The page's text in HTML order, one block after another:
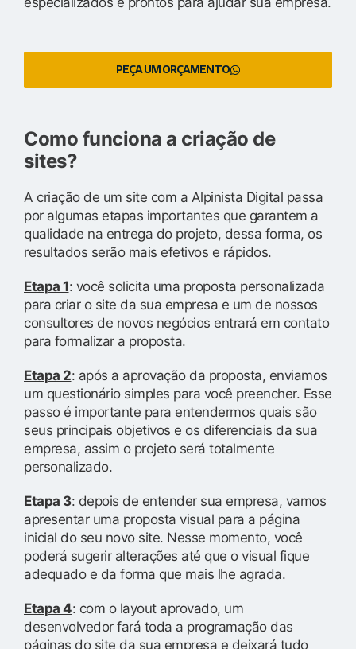
PEÇA UM ORÇAMENTO
Como funciona a criação de
sites?
A criação de um site com a Alpinista Digital passa
por algumas etapas importantes que garantem a
qualidade na entrega do projeto, dessa forma, os
resultados serão mais efetivos e rápidos.
Etapa 1: você solicita uma proposta personalizada
para criar o site da sua empresa e um de nossos
consultores de novos negócios entrará em contato
para formalizar a proposta.
Etapa 2: após a aprovação da proposta, enviamos
um questionário simples para você preencher. Esse
passo é importante para entendermos quais são
seus principais objetivos e os diferenciais da sua
empresa, assim o projeto será totalmente
personalizado.
Etapa 3: depois de entender sua empresa, vamos
apresentar uma proposta visual para a página
inicial do seu novo site. Nesse momento, você
poderá sugerir alterações até que o visual fique
adequado e da forma que mais lhe agrada.
Etapa 4: com o layout aprovado, um
desenvolvedor fará toda a programação das
páginas do site da sua empresa e deixará tudo